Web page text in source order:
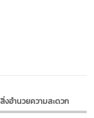
สิ่งอํานวยความสะดวก